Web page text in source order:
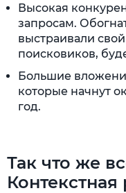
Высокая
запросам.
выстраивали
поисковиков,
Большие
которые начнут
год.
Так что же